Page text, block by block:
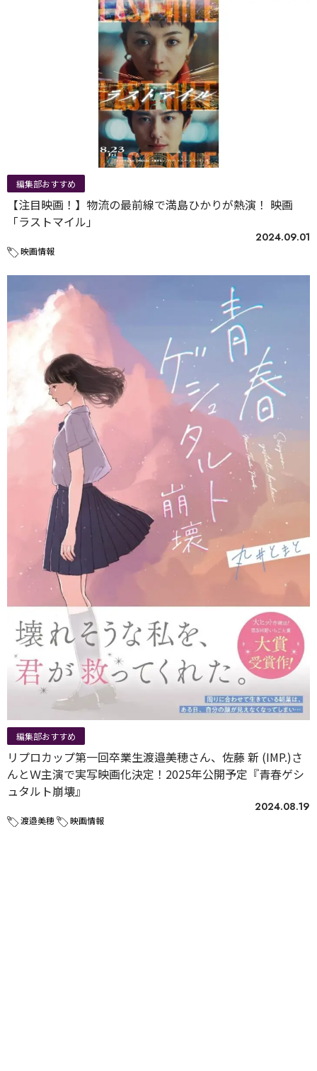
編集部おすすめ
【注目映画！】物流の最前線で満島ひかりが熱演！ 映画
「ラストマイル」
2024.09.01
映画情報
編集部おすすめ
リプロカップ第一回卒業生渡邉美穂さん、佐藤 新 (IMP.)さ
んとＷ主演で実写映画化決定！2025年公開予定『青春ゲシ
ュタルト崩壊』
2024.08.19
渡邉美穂 映画情報